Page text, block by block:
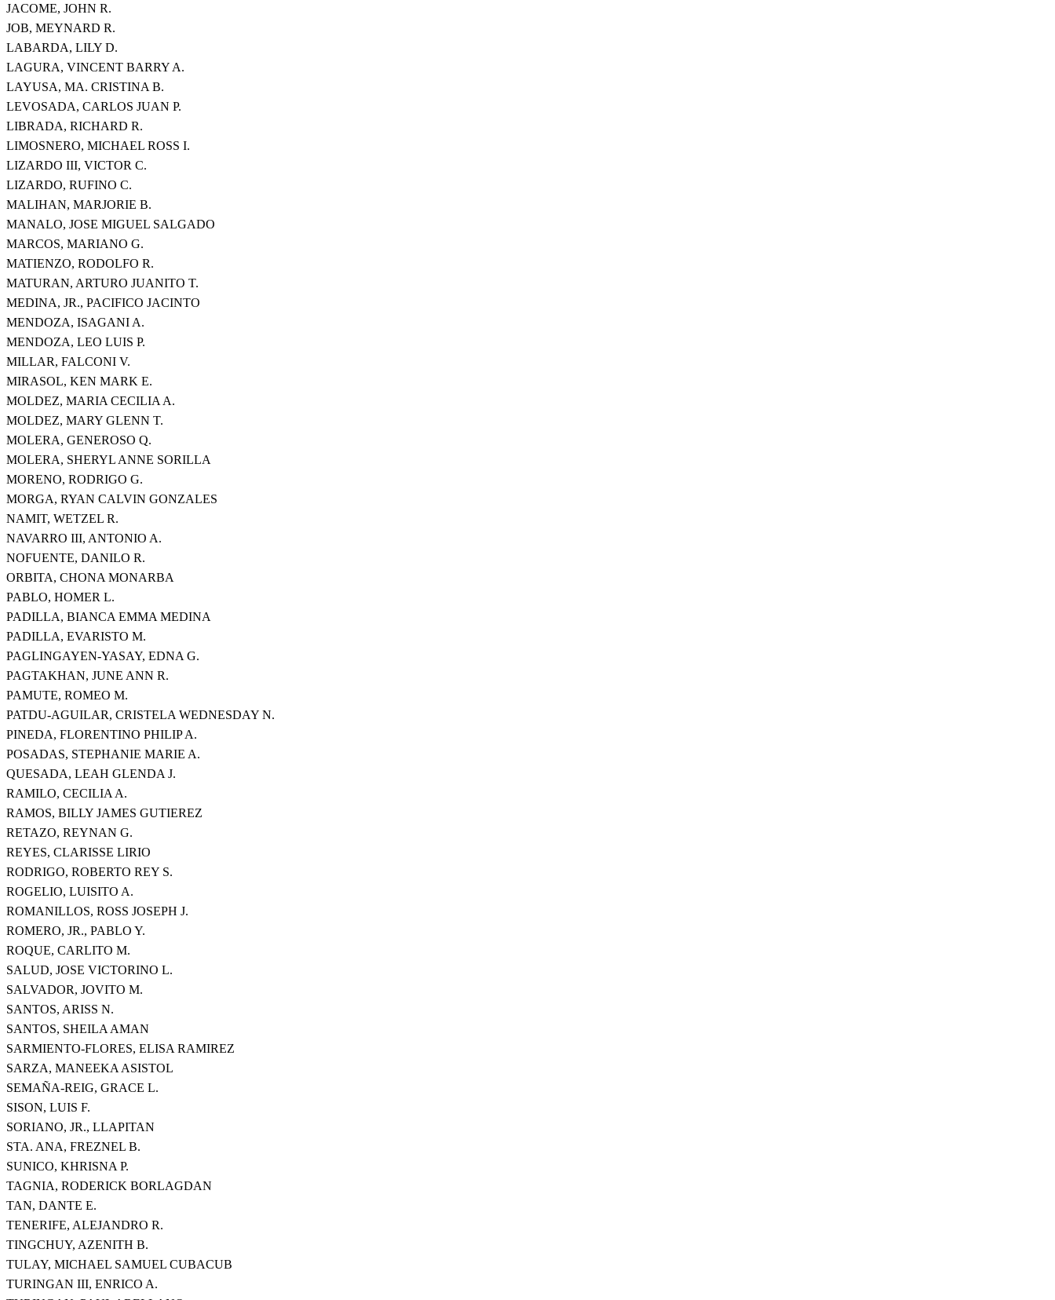
JACOME, JOHN R.
JOB, MEYNARD R.
LABARDA, LILY D.
LAGURA, VINCENT BARRY A.
LAYUSA, MA. CRISTINA B.
LEVOSADA, CARLOS JUAN P.
LIBRADA, RICHARD R.
LIMOSNERO, MICHAEL ROSS I.
LIZARDO III, VICTOR C.
LIZARDO, RUFINO C.
MALIHAN, MARJORIE B.
MANALO, JOSE MIGUEL SALGADO
MARCOS, MARIANO G.
MATIENZO, RODOLFO R.
MATURAN, ARTURO JUANITO T.
MEDINA, JR., PACIFICO JACINTO
MENDOZA, ISAGANI A.
MENDOZA, LEO LUIS P.
MILLAR, FALCONI V.
MIRASOL, KEN MARK E.
MOLDEZ, MARIA CECILIA A.
MOLDEZ, MARY GLENN T.
MOLERA, GENEROSO Q.
MOLERA, SHERYL ANNE SORILLA
MORENO, RODRIGO G.
MORGA, RYAN CALVIN GONZALES
NAMIT, WETZEL R.
NAVARRO III, ANTONIO A.
NOFUENTE, DANILO R.
ORBITA, CHONA MONARBA
PABLO, HOMER L.
PADILLA, BIANCA EMMA MEDINA
PADILLA, EVARISTO M.
PAGLINGAYEN-YASAY, EDNA G.
PAGTAKHAN, JUNE ANN R.
PAMUTE, ROMEO M.
PATDU-AGUILAR, CRISTELA WEDNESDAY N.
PINEDA, FLORENTINO PHILIP A.
POSADAS, STEPHANIE MARIE A.
QUESADA, LEAH GLENDA J.
RAMILO, CECILIA A.
RAMOS, BILLY JAMES GUTIEREZ
RETAZO, REYNAN G.
REYES, CLARISSE LIRIO
RODRIGO, ROBERTO REY S.
ROGELIO, LUISITO A.
ROMANILLOS, ROSS JOSEPH J.
ROMERO, JR., PABLO Y.
ROQUE, CARLITO M.
SALUD, JOSE VICTORINO L.
SALVADOR, JOVITO M.
SANTOS, ARISS N.
SANTOS, SHEILA AMAN
SARMIENTO-FLORES, ELISA RAMIREZ
SARZA, MANEEKA ASISTOL
SEMAÑA-REIG, GRACE L.
SISON, LUIS F.
SORIANO, JR., LLAPITAN
STA. ANA, FREZNEL B.
SUNICO, KHRISNA P.
TAGNIA, RODERICK BORLAGDAN
TAN, DANTE E.
TENERIFE, ALEJANDRO R.
TINGCHUY, AZENITH B.
TULAY, MICHAEL SAMUEL CUBACUB
TURINGAN III, ENRICO A.